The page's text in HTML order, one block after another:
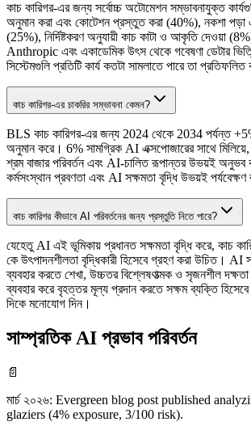
কাচ কারিগর-এর জন্য সর্বোচ্চ অটোমেশন সম্ভাবনাযুক্ত
অনুমান করা এবং কোটেশন প্রস্তুত করা (40%), নকশা পড়া
(25%), নির্দিষ্টকরণ অনুযায়ী কাচ কাটা ও আকৃতি দেওয়া
Anthropic এবং একাডেমিক উৎস থেকে গবেষণা ডেটার
সিস্টেমগুলি প্রতিটি কার্য কতটা সামলাতে পারে তা প্রতিফলিত
কাচ কারিগর-এর চাকরির সম্ভাবনা কেমন?
BLS কাচ কারিগর-এর জন্য 2024 থেকে 2034 পর্যন্ত +5%
অনুমান করে। 6% সামগ্রিক AI এক্সপোজারের সাথে
শ্রম বাজার পরিবর্তন এবং AI-চালিত রূপান্তর উভয়ই অনুভব
কর্মসংস্থান প্রবণতা এবং AI সক্ষমতা বৃদ্ধি উভয়ই পর্যবেক্ষণ
কাচ কারিগর কীভাবে AI পরিবর্তনের জন্য প্রস্তুতি নিতে পারে?
যেহেতু AI এই ভূমিকায় প্রধানত সক্ষমতা বৃদ্ধি করে, কাচ
কে উৎপাদনশীলতা বৃদ্ধিকারী হিসেবে গ্রহণ করা উচিত। AI
ব্যবহার করতে শেখা, উচ্চতর বিশ্লেষণাত্মক ও সৃজনশীল
ব্যবহার করে বৃহত্তর মূল্য প্রদান করতে সক্ষম ব্যক্তি
দিকে মনোযোগ দিন।
সাম্প্রতিক AI প্রভাব পরিবর্তন
📄
মার্চ ২০২৬: Evergreen blog post published
glaziers (4% exposure, 3/100 risk).